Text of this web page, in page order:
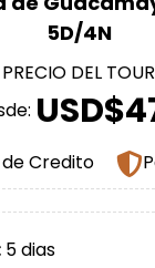
5D/4N
PRECIO DEL TOUR
Credito
5 dias